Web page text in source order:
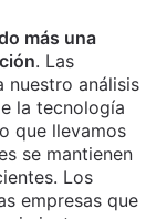
más una
. Las
nuestro análisis
la tecnología
que llevamos
se mantienen
Los
empresas que